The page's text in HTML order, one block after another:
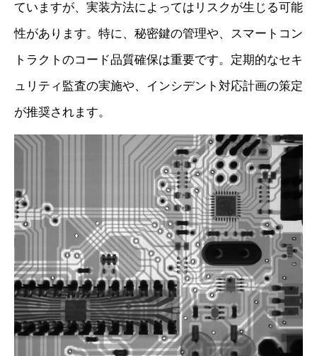
ていますが、実装方法によってはリスクが生じる可能
性があります。特に、秘密鍵の管理や、スマートコン
トラクトのコード品質確保は重要です。定期的なセキ
ュリティ監査の実施や、インシデント対応計画の策定
が推奨されます。